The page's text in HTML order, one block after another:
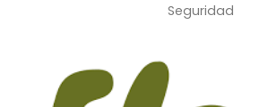
Seguridad